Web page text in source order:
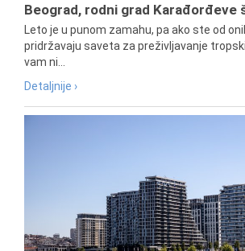
Beograd, rodni grad Karađorđeve
Leto je u punom zamahu, pa ako ste od
pridržavaju saveta za preživljavanje
vam ni...
Detaljnije ›